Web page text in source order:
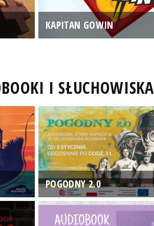
KAPITAN GOWIN
I SŁUCHOWISKA
POGODNY 2.0